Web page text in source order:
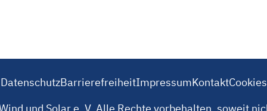
DatenschutzBarrierefreiheitImpressumKontaktCookies